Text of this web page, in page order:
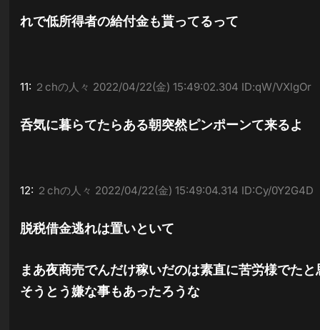
れで低所得者の給付金も貰ってるって
11: ２chの人々 2022/04/22(金) 15:49:02.304 ID:qW/VXlgOr
呑気に暮らてたらある朝突然ピンポーンて来るよ
12: ２chの人々 2022/04/22(金) 15:49:04.314 ID:Cy/0Y2G4D
脱税借金逃れは置いといて
まあ夜商売でんだけ稼いだのは素直に苦労様でたと
そうとう嫌な事もあったろうな